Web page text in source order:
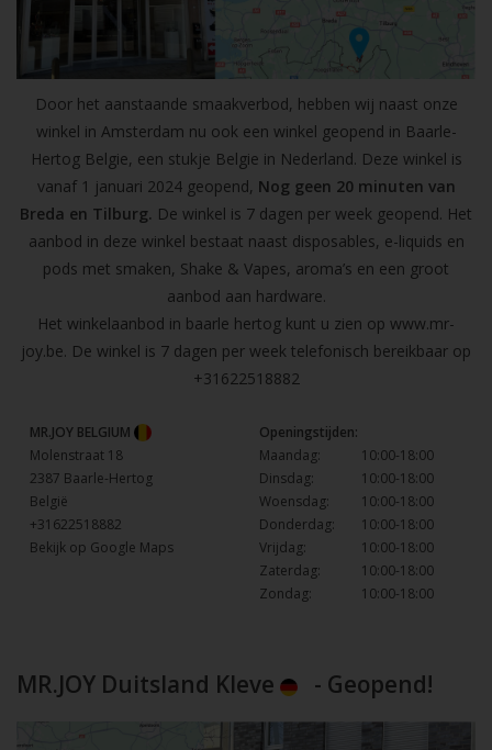
Door het aanstaande smaakverbod, hebben wij naast onze
winkel in Amsterdam nu ook een winkel geopend in Baarle-
Hertog Belgie, een stukje Belgie in Nederland. Deze winkel is
vanaf 1 januari 2024 geopend, Nog geen 20 minuten van
Breda en Tilburg. De winkel is 7 dagen per week geopend. Het
aanbod in deze winkel bestaat naast disposables, e-liquids en
pods met smaken, Shake & Vapes, aroma’s en een groot
aanbod aan hardware.
Het winkelaanbod in baarle hertog kunt u zien op www.mr-
joy.be. De winkel is 7 dagen per week telefonisch bereikbaar op
+31622518882
MR.JOY BELGIUM
Molenstraat 18
2387 Baarle-Hertog
België
+31622518882
Bekijk op Google Maps
Openingstijden:
Maandag:
10:00-18:00
Dinsdag:
10:00-18:00
Woensdag:
10:00-18:00
Donderdag:
10:00-18:00
Vrijdag:
10:00-18:00
Zaterdag:
10:00-18:00
Zondag:
10:00-18:00
MR.JOY Duitsland Kleve - Geopend!